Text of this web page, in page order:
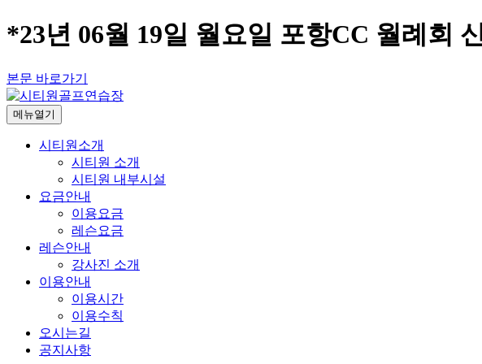
*23년 06월 19일 월요일 포항CC 월례회
본문 바로가기
메뉴열기
시티원소개
시티원 소개
시티원 내부시설
요금안내
이용요금
레슨요금
레슨안내
강사진 소개
이용안내
이용시간
이용수칙
오시는길
공지사항